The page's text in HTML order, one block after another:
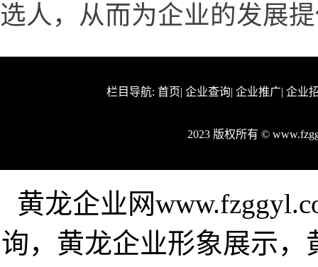
选人，从而为企业的发展
栏目导航: 首页| 企业查询| 企业推广| 企业
2023 版权所有 ©
黄龙企业网
询，黄龙企业形象展示